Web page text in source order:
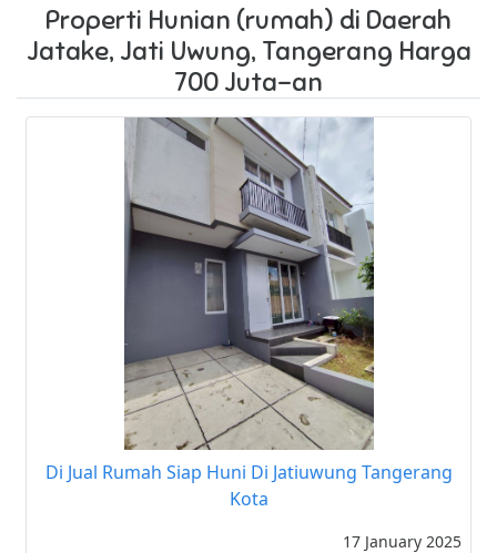
Properti Hunian (rumah) di Daerah
Jatake, Jati Uwung, Tangerang Harga
700 Juta-an
Di Jual Rumah Siap Huni Di Jatiuwung Tangerang
Kota
17 January 2025